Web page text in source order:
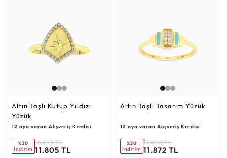
Altın Taşlı Kutup Yıldızı
Yüzük
12 aya varan Alışveriş Kredisi
%30
İndirim
16.875 TL
11.805 TL
Altın Taşlı Tasarım Yüzük
12 aya varan Alışveriş Kredisi
%30
İndirim
17.008 TL
11.872 TL